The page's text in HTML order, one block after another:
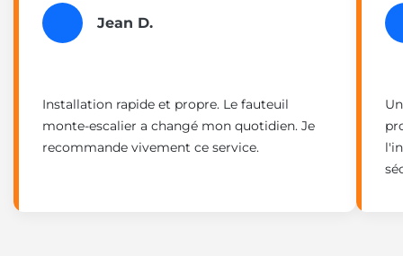
Jean D.
Installation rapide et propre. Le fauteuil
monte-escalier a changé mon quotidien. Je
recommande vivement ce service.